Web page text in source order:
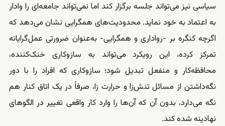
سیاسی نیز می‌تواند جلسه برگزار کند اما نمی‌تواند جامعه‌ای را وادار
به اعتماد به خود نماید. محدودیت‌های همگرایی نشان می‌دهد که
اگرچه کنگره بر -رواداری و همگرایی- به‌عنوان ضرورتی عمل‌گرایانه
تمرکز کرده، این رویکرد می‌تواند به سازوکاری خنک‌کننده،
محافظه‌کار و منفعل تبدیل شود؛ سازوکاری که افراد را با دور
نگه‌داشتن از مسائل تنش‌زا و حرارت زا، صرفاً در یک اتاق کنار هم
نگه می‌دارد، بدون آن‌ که آن‌ها را وارد کار واقعی تغییر در الگوهای
نهادینه شده کند.